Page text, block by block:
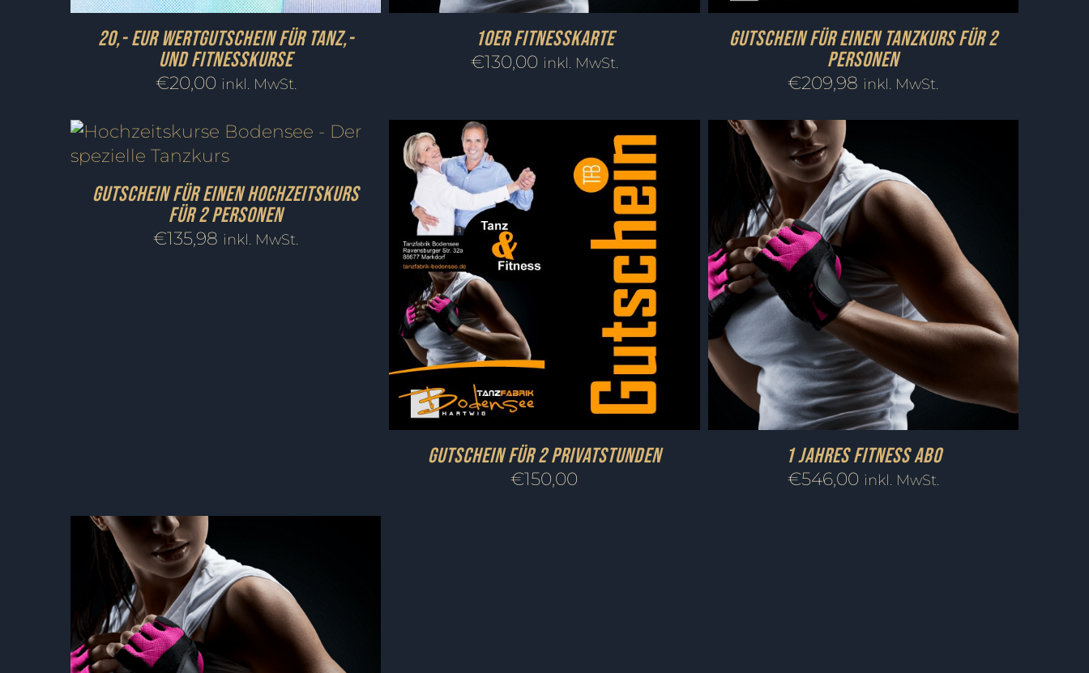
20,- EUR Wertgutschein für Tanz,-
und Fitnesskurse
€20,00 inkl. MwSt.
10er Fitnesskarte
€130,00 inkl. MwSt.
Gutschein für einen Tanzkurs für 2
Personen
€209,98 inkl. MwSt.
Gutschein für einen Hochzeitskurs
für 2 Personen
€135,98 inkl. MwSt.
Gutschein für 2 Privatstunden
€150,00
1 Jahres Fitness Abo
€546,00 inkl. MwSt.